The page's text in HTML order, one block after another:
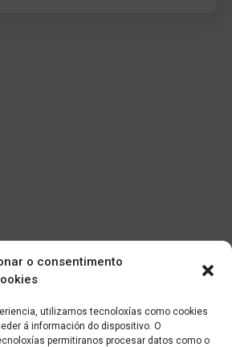
o consentimento
utilizamos tecnoloxías como cookies
á información do dispositivo. O
permitiranos procesar datos como o